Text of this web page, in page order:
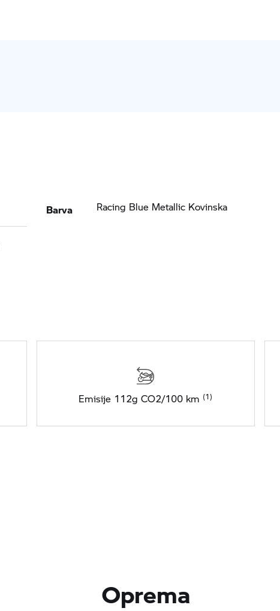
Barva Racing Blue Metallic Kovinska
Emisije 112g CO2/100 km
Oprema